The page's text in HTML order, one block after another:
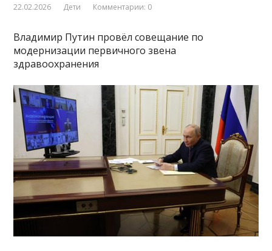
22.02.2026 Дети Комментарии: 0
Владимир Путин провёл совещание по
модернизации первичного звена
здравоохранения